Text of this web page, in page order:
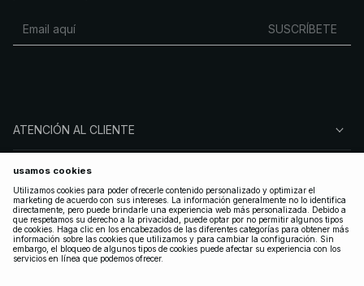
SUSCRÍBETE
ATENCIÓN AL CLIENTE
SOBRE NA-KD
SÍGUENOS
LEGAL